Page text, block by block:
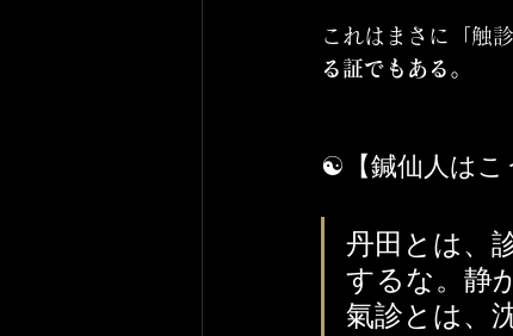
これはまさに「触
る証でもある。
☯️【鍼仙人はこ
丹田とは、
するな。静
氣診とは、